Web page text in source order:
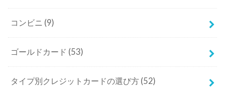
コンビニ (9)
ゴールドカード (53)
タイプ別クレジットカードの選び方 (52)